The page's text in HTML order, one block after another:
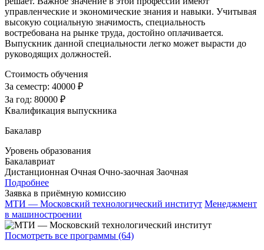
управленческие и экономические знания и навыки. Учитывая
высокую социальную значимость, специальность
востребована на рынке труда, достойно оплачивается.
Выпускник данной специальности легко может вырасти до
руководящих должностей.
Стоимость обучения
За семестр: 40000 ₽
За год: 80000 ₽
Квалификация выпускника
Бакалавр
Уровень образования
Бакалавриат
Дистанционная Очная Очно-заочная Заочная
Подробнее
Заявка в приёмную комиссию
МТИ — Московский технологический институт Менеджмент
в машиностроении
Посмотреть все программы (64)